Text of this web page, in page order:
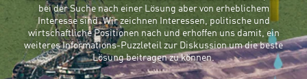
bei der Suche nach einer Lösung aber von erheblichem
Interesse sind. Wir zeichnen Interessen, politische und
wirtschaftliche Positionen nach und erhoffen uns damit, ein
weiteres Informations-Puzzleteil zur Diskussion um die beste
Lösung beitragen zu können.